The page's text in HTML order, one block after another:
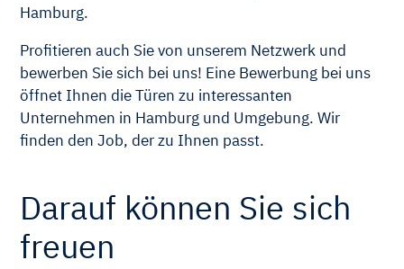
Hamburg.
Profitieren auch Sie von unserem Netzwerk und
bewerben Sie sich bei uns! Eine Bewerbung bei uns
öffnet Ihnen die Türen zu interessanten
Unternehmen in Hamburg und Umgebung. Wir
finden den Job, der zu Ihnen passt.
Darauf können Sie sich
freuen